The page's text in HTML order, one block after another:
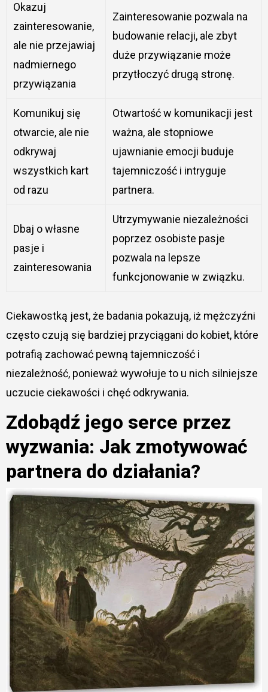
Okazuj
zainteresowanie,
ale nie przejawiaj
nadmiernego
przywiązania
Zainteresowanie pozwala na
budowanie relacji, ale zbyt
duże przywiązanie może
przytłoczyć drugą stronę.
Komunikuj się
otwarcie, ale nie
odkrywaj
wszystkich kart
od razu
Otwartość w komunikacji jest
ważna, ale stopniowe
ujawnianie emocji buduje
tajemniczość i intryguje
partnera.
Dbaj o własne
pasje i
zainteresowania
Utrzymywanie niezależności
poprzez osobiste pasje
pozwala na lepsze
funkcjonowanie w związku.
Ciekawostką jest, że badania pokazują, iż mężczyźni
często czują się bardziej przyciągani do kobiet, które
potrafią zachować pewną tajemniczość i
niezależność, ponieważ wywołuje to u nich silniejsze
uczucie ciekawości i chęć odkrywania.
Zdobądź jego serce przez
wyzwania: Jak zmotywować
partnera do działania?